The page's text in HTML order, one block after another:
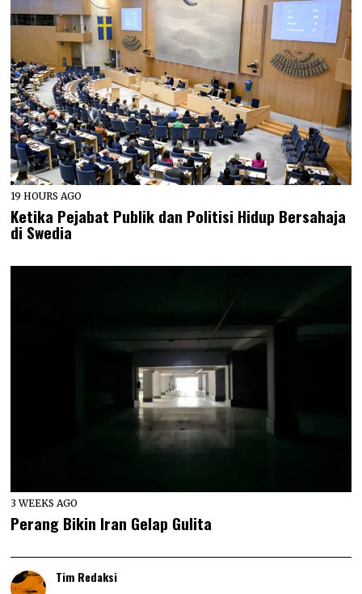
19 HOURS AGO
Ketika Pejabat Publik dan Politisi Hidup Bersahaja
di Swedia
3 WEEKS AGO
Perang Bikin Iran Gelap Gulita
Tim Redaksi